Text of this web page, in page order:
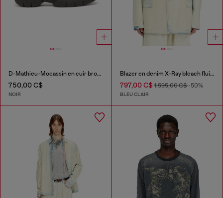
D-Mathieu-Mocassin en cuir brossé avec semelle en caoutchouc
750,00 C$
NOIR
Blazer en denim X-Ray bleach fluide
797,00 C$1.595,00 C$-50%
BLEU CLAIR